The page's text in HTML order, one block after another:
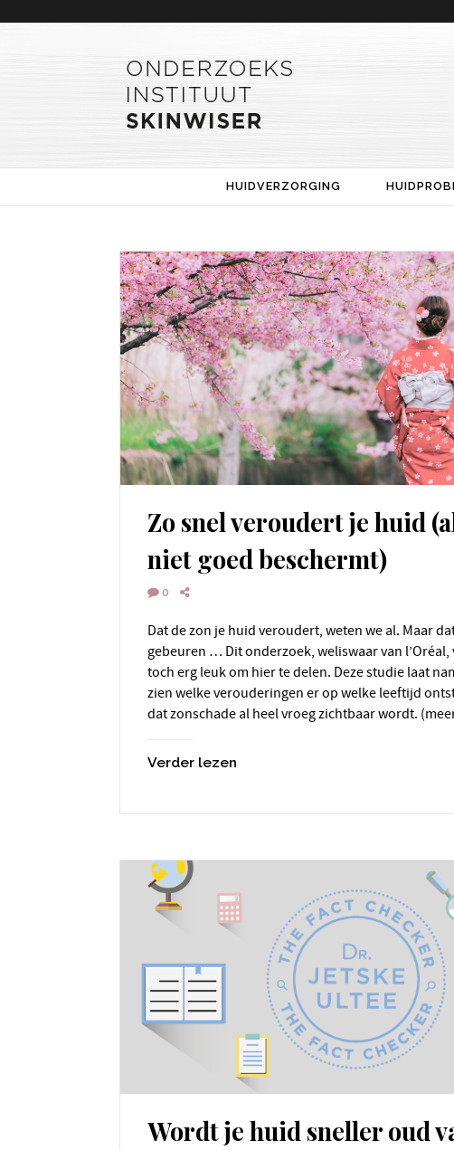
HUIDVERZORGING
Zo snel veroudert je huid
niet goed beschermt)
0
Dat de zon je huid veroudert, weten we al. Maar dat het zo snel kan
gebeuren … Dit onderzoek, weliswaar van
toch erg leuk om hier te delen. Deze studie laat
zien welke verouderingen er op welke leeftijd
dat zonschade al heel vroeg zichtbaar wordt.
Verder lezen
Wordt je huid sneller oud